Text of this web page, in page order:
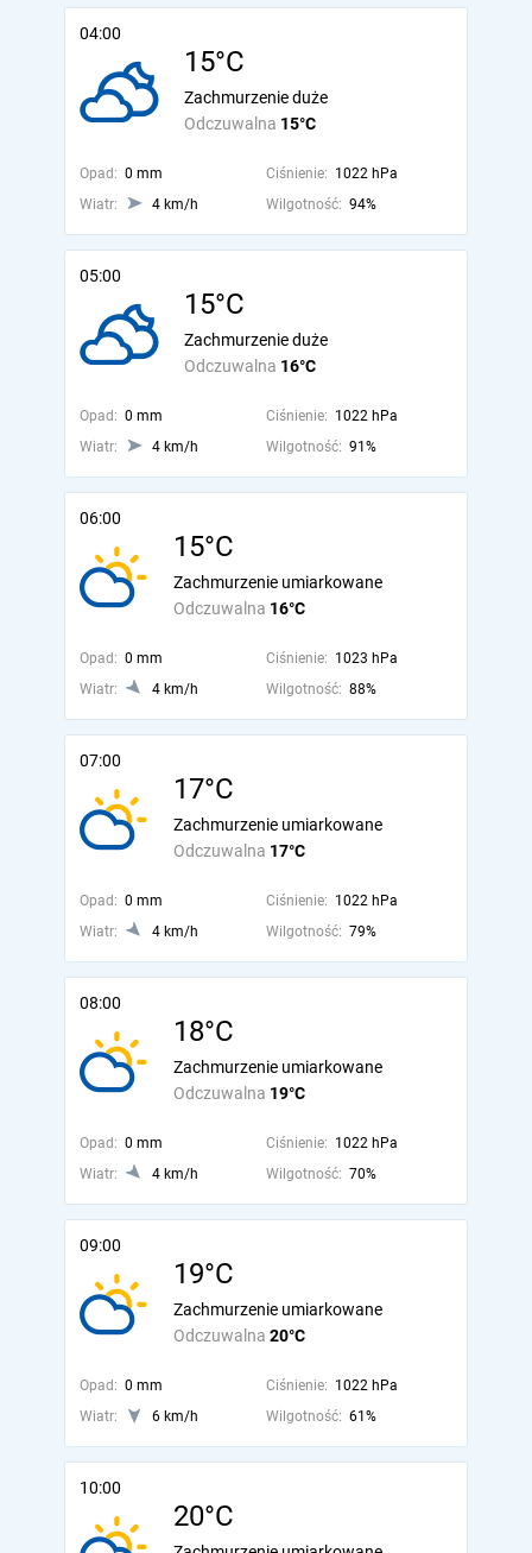
04:00
15°C
Odczuwalna 15°C
Zachmurzenie duże
Opad: 0 mm Ciśnienie: 1022 hPa
Wiatr:
4 km/h Wilgotność: 94%
05:00
15°C
Odczuwalna 16°C
Zachmurzenie duże
Opad: 0 mm Ciśnienie: 1022 hPa
Wiatr:
4 km/h Wilgotność: 91%
06:00
15°C
Odczuwalna 16°C
Zachmurzenie umiarkowane
Opad: 0 mm Ciśnienie: 1023 hPa
Wiatr:
4 km/h Wilgotność: 88%
07:00
17°C
Odczuwalna 17°C
Zachmurzenie umiarkowane
Opad: 0 mm Ciśnienie: 1022 hPa
Wiatr:
4 km/h Wilgotność: 79%
08:00
18°C
Odczuwalna 19°C
Zachmurzenie umiarkowane
Opad: 0 mm Ciśnienie: 1022 hPa
Wiatr:
4 km/h Wilgotność: 70%
09:00
19°C
Odczuwalna 20°C
Zachmurzenie umiarkowane
Opad: 0 mm Ciśnienie: 1022 hPa
Wiatr:
6 km/h Wilgotność: 61%
10:00
20°C